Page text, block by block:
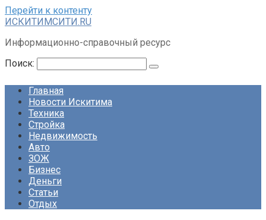
Перейти к контенту
ИСКИТИМСИТИ.RU
Информационно-справочный ресурс
Поиск:
Главная
Новости Искитима
Техника
Стройка
Недвижимость
Авто
ЗОЖ
Бизнес
Деньги
Статьи
Отдых